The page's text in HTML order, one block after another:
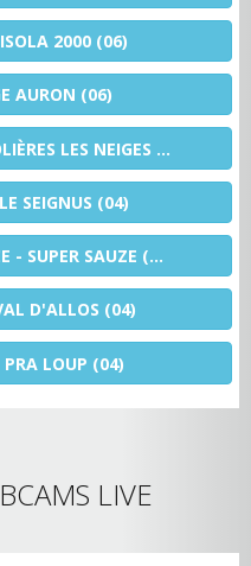
2000 (06)
AURON (06)
MÉTÉO NEIGE GRÉOLIÈRES LES NEIGES (06)
SEIGNUS (04)
MÉTÉO NEIGE SAUZE - SUPER SAUZE (04)
D'ALLOS (04)
PRA LOUP (04)
LIVE